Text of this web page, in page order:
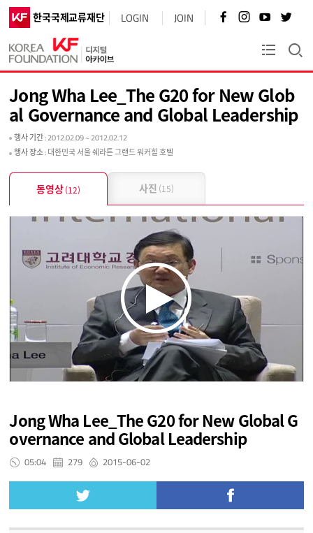
한국국제교류재단 LOGIN JOIN 페
이
로
가
기
인
스
바
로
가
기
유
튜
브
바
가
기
트
터
바
로
가
기
KF플러스
Jong Wha Lee_The G20 for New Glob
al Governance and Global Leadership
행사 기간: 2012.02.09 ~ 2012.02.12
행사 장소: 대한민국 서울 쉐라튼 그랜드 워커힐 호텔
동영상(12) 사진 (15)
Jong Wha Lee_The G20 for New Global G
overnance and Global Leadership
05:04 279 2015-06-02